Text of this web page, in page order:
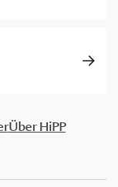
Über HiPP